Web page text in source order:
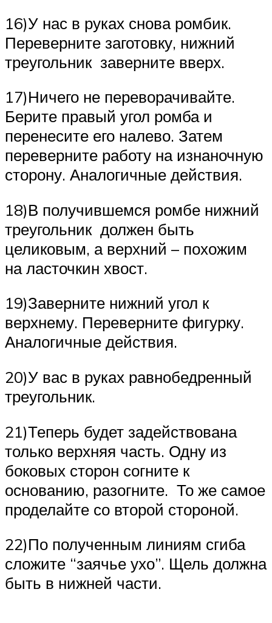
16)У нас в руках снова ромбик.
Переверните заготовку, нижний
треугольник заверните вверх.
17)Ничего не переворачивайте.
Берите правый угол ромба и
перенесите его налево. Затем
переверните работу на изнаночную
сторону. Аналогичные действия.
18)В получившемся ромбе нижний
треугольник должен быть
целиковым, а верхний – похожим
на ласточкин хвост.
19)Заверните нижний угол к
верхнему. Переверните фигурку.
Аналогичные действия.
20)У вас в руках равнобедренный
треугольник.
21)Теперь будет задействована
только верхняя часть. Одну из
боковых сторон согните к
основанию, разогните. То же самое
проделайте со второй стороной.
22)По полученным линиям сгиба
сложите “заячье ухо”. Щель должна
быть в нижней части.